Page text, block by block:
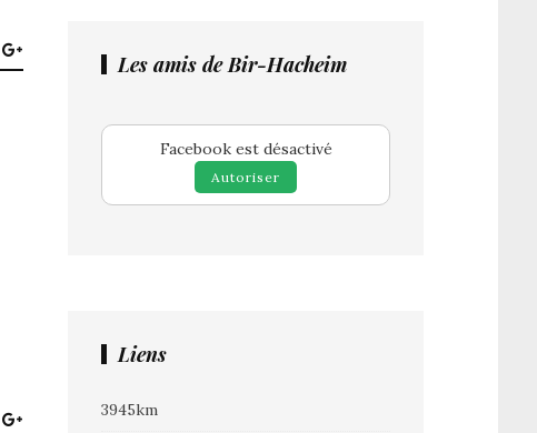
Les amis de Bir-Hacheim
Facebook est désactivé
Autoriser
Liens
3945km